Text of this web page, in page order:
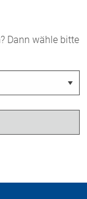
Dann wähle bitte